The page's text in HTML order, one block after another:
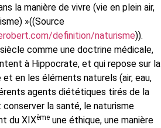
la manière de vivre (vie en plein air,
»((Source
definition/naturisme)).
siècle comme une doctrine médicale,
à Hippocrate, et qui repose sur la
en les éléments naturels (air, eau,
agents diététiques tirés de la
la santé, le naturisme
du XIXème une éthique, une manière